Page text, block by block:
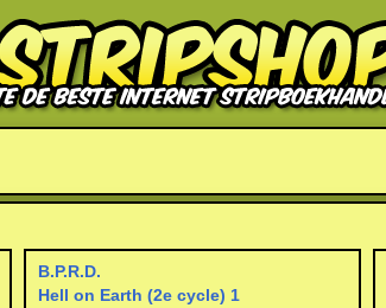
B.P.R.D.
Hell on Earth (2e cycle) 1